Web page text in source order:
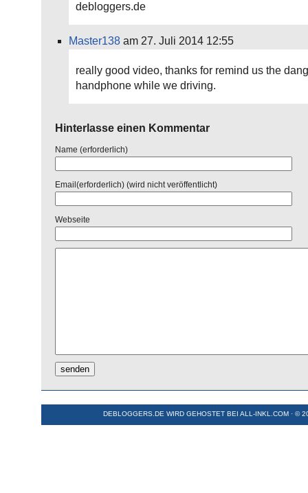
debloggers.de
Master138 am 27. Juli 2014 12:55
really good video, thanks for remind us the
handphone while we driving.
Hinterlasse einen Kommentar
Name (erforderlich)
Email(erforderlich) (wird nicht veröffentlicht)
Webseite
DEBLOGGERS.DE WIRD GEHOSTET BEI ALL-INKL.COM · ©